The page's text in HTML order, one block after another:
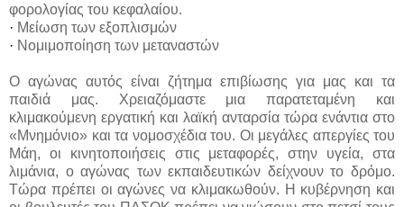
φορολογίας του κεφαλαίου.
· Μείωση των εξοπλισμών
· Νομιμοποίηση των μεταναστών
Ο αγώνας αυτός είναι ζήτημα επιβίωσης για μας και τα
παιδιά μας. Χρειαζόμαστε μια παρατεταμένη και
κλιμακούμενη εργατική και λαϊκή ανταρσία τώρα ενάντια στο
«Μνημόνιο» και τα νομοσχέδια του. Οι μεγάλες απεργίες του
Μάη, οι κινητοποιήσεις στις μεταφορές, στην υγεία, στα
λιμάνια, ο αγώνας των εκπαιδευτικών δείχνουν το δρόμο.
Τώρα πρέπει οι αγώνες να κλιμακωθούν. Η κυβέρνηση και